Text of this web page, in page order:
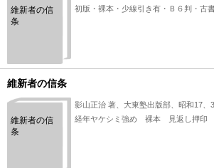
維新者の信
条
初版・裸本・少線引き有・Ｂ６判・古
維新者の信条
維新者の信
条
影山正治 著、大東塾出版部、昭和17、
経年ヤケシミ強め 裸本 見返